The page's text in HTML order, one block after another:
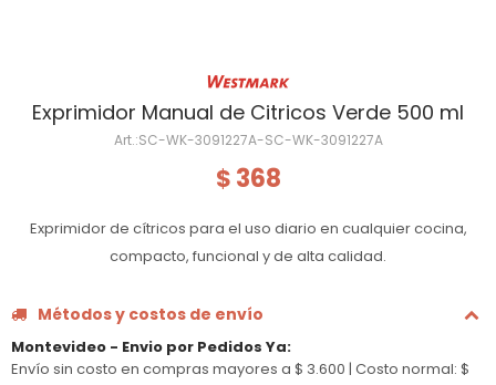
Exprimidor Manual de Citricos Verde 500 ml
SC-WK-3091227A-SC-WK-3091227A
$ 368
Exprimidor de cítricos para el uso diario en cualquier cocina,
compacto, funcional y de alta calidad.
Métodos y costos de envío
Montevideo - Envio por Pedidos Ya:
Envío sin costo en compras mayores a $ 3.600 | Costo normal: $